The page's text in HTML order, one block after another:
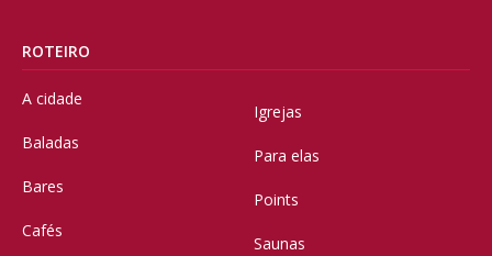
ROTEIRO
A cidade
Baladas
Bares
Cafés
Igrejas
Para elas
Points
Saunas